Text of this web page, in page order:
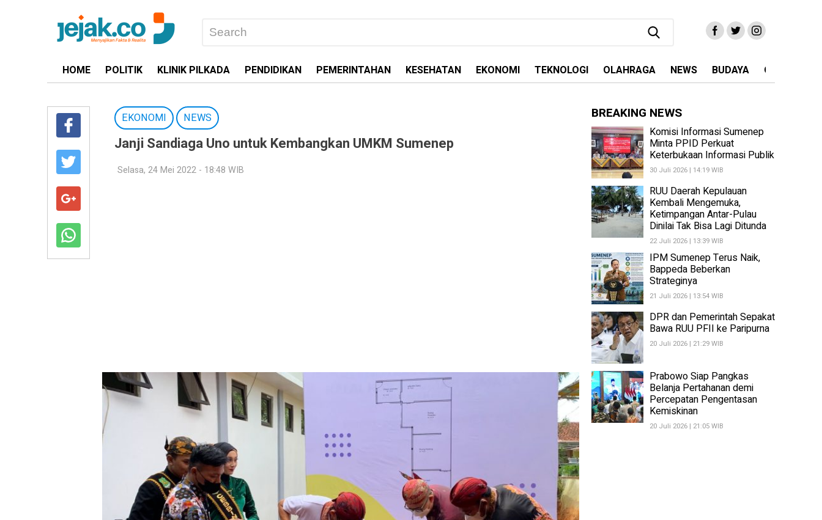
HOME POLITIK KLINIK PILKADA PENDIDIKAN PEMERINTAHAN KESEHATAN EKONOMI TEKNOLOGI OLAHRAGA NEWS BUDAYA OPINI
EKONOMI NEWS
Janji Sandiaga Uno untuk Kembangkan UMKM Sumenep
Selasa, 24 Mei 2022 - 18:48 WIB
BREAKING NEWS
Komisi Informasi Sumenep
Minta PPID Perkuat
Keterbukaan Informasi Publik
30 Juli 2026 | 14:19 WIB
RUU Daerah Kepulauan
Kembali Mengemuka,
Ketimpangan Antar-Pulau
Dinilai Tak Bisa Lagi Ditunda
22 Juli 2026 | 13:39 WIB
IPM Sumenep Terus Naik,
Bappeda Beberkan
Strateginya
21 Juli 2026 | 13:54 WIB
DPR dan Pemerintah Sepakat
Bawa RUU PFII ke Paripurna
20 Juli 2026 | 21:29 WIB
Prabowo Siap Pangkas
Belanja Pertahanan demi
Percepatan Pengentasan
Kemiskinan
20 Juli 2026 | 21:05 WIB